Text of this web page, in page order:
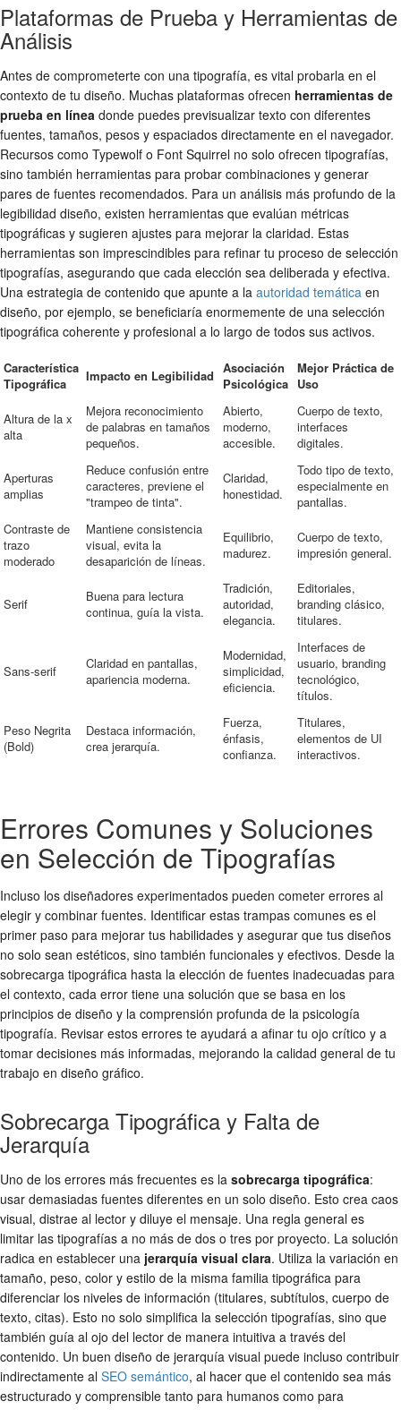
Plataformas de Prueba y Herramientas de
Análisis
Antes de comprometerte con una tipografía, es vital probarla en el
contexto de tu diseño. Muchas plataformas ofrecen herramientas de
prueba en línea donde puedes previsualizar texto con diferentes
fuentes, tamaños, pesos y espaciados directamente en el navegador.
Recursos como Typewolf o Font Squirrel no solo ofrecen tipografías,
sino también herramientas para probar combinaciones y generar
pares de fuentes recomendados. Para un análisis más profundo de la
legibilidad diseño, existen herramientas que evalúan métricas
tipográficas y sugieren ajustes para mejorar la claridad. Estas
herramientas son imprescindibles para refinar tu proceso de selección
tipografías, asegurando que cada elección sea deliberada y efectiva.
Una estrategia de contenido que apunte a la autoridad temática en
diseño, por ejemplo, se beneficiaría enormemente de una selección
tipográfica coherente y profesional a lo largo de todos sus activos.
Característica
Tipográfica
Impacto en Legibilidad Asociación
Psicológica
Mejor Práctica de
Uso
Altura de la x
alta
Mejora reconocimiento
de palabras en tamaños
pequeños.
Abierto,
moderno,
accesible.
Cuerpo de texto,
interfaces
digitales.
Aperturas
amplias
Reduce confusión entre
caracteres, previene el
"trampeo de tinta".
Claridad,
honestidad.
Todo tipo de texto,
especialmente en
pantallas.
Contraste de
trazo
moderado
Mantiene consistencia
visual, evita la
desaparición de líneas.
Equilibrio,
madurez.
Cuerpo de texto,
impresión general.
Serif
Buena para lectura
continua, guía la vista.
Tradición,
autoridad,
elegancia.
Editoriales,
branding clásico,
titulares.
Sans-serif
Claridad en pantallas,
apariencia moderna.
Modernidad,
simplicidad,
eficiencia.
Interfaces de
usuario, branding
tecnológico,
títulos.
Peso Negrita
(Bold)
Destaca información,
crea jerarquía.
Fuerza,
énfasis,
confianza.
Titulares,
elementos de UI
interactivos.
Errores Comunes y Soluciones
en Selección de Tipografías
Incluso los diseñadores experimentados pueden cometer errores al
elegir y combinar fuentes. Identificar estas trampas comunes es el
primer paso para mejorar tus habilidades y asegurar que tus diseños
no solo sean estéticos, sino también funcionales y efectivos. Desde la
sobrecarga tipográfica hasta la elección de fuentes inadecuadas para
el contexto, cada error tiene una solución que se basa en los
principios de diseño y la comprensión profunda de la psicología
tipografía. Revisar estos errores te ayudará a afinar tu ojo crítico y a
tomar decisiones más informadas, mejorando la calidad general de tu
trabajo en diseño gráfico.
Sobrecarga Tipográfica y Falta de
Jerarquía
Uno de los errores más frecuentes es la sobrecarga tipográfica:
usar demasiadas fuentes diferentes en un solo diseño. Esto crea caos
visual, distrae al lector y diluye el mensaje. Una regla general es
limitar las tipografías a no más de dos o tres por proyecto. La solución
radica en establecer una jerarquía visual clara. Utiliza la variación en
tamaño, peso, color y estilo de la misma familia tipográfica para
diferenciar los niveles de información (titulares, subtítulos, cuerpo de
texto, citas). Esto no solo simplifica la selección tipografías, sino que
también guía al ojo del lector de manera intuitiva a través del
contenido. Un buen diseño de jerarquía visual puede incluso contribuir
indirectamente al SEO semántico, al hacer que el contenido sea más
estructurado y comprensible tanto para humanos como para